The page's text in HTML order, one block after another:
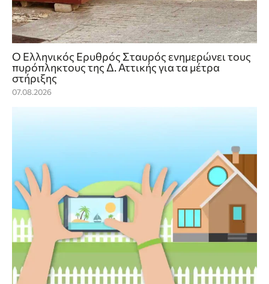
Ο Ελληνικός Ερυθρός Σταυρός ενημερώνει τους
πυρόπληκτους της Δ. Αττικής για τα μέτρα
στήριξης
07.08.2026